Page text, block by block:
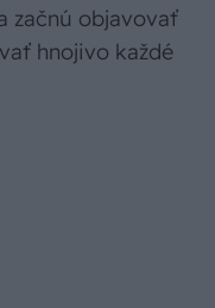
začnú objavovať
hnojivo každé